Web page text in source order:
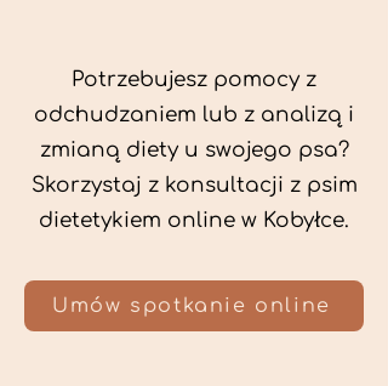
Potrzebujesz pomocy z
odchudzaniem lub z analizą i
zmianą diety u swojego psa?
Skorzystaj z konsultacji z psim
dietetykiem online w Kobyłce.
Umów spotkanie online